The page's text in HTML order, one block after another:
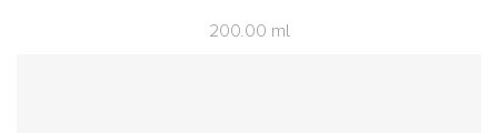
200.00 ml